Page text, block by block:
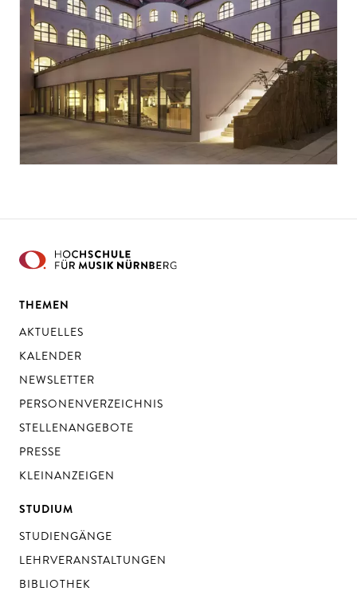
THEMEN
AKTUELLES
KALENDER
NEWSLETTER
PERSONENVERZEICHNIS
STELLENANGEBOTE
PRESSE
KLEINANZEIGEN
STUDIUM
STUDIENGÄNGE
LEHRVERANSTALTUNGEN
BIBLIOTHEK